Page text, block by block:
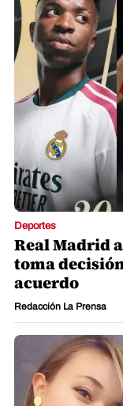
Deportes
Real Madrid
toma
acuerdo
Redacción La Prensa